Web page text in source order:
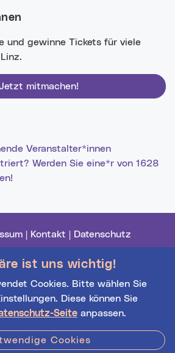
ist uns wichtig!
Cookies. Bitte wählen Sie
Diese können Sie
Seite anpassen.
Cookies
und gewinne Tickets für viele
mitmachen!
Veranstalter*innen
Werden Sie eine*r von 1628
Kontakt Datenschutz